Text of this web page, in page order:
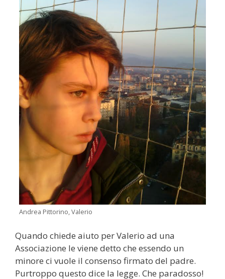
Andrea Pittorino, Valerio
Quando chiede aiuto per Valerio ad una
Associazione le viene detto che essendo un
minore ci vuole il consenso firmato del padre.
Purtroppo questo dice la legge. Che paradosso!